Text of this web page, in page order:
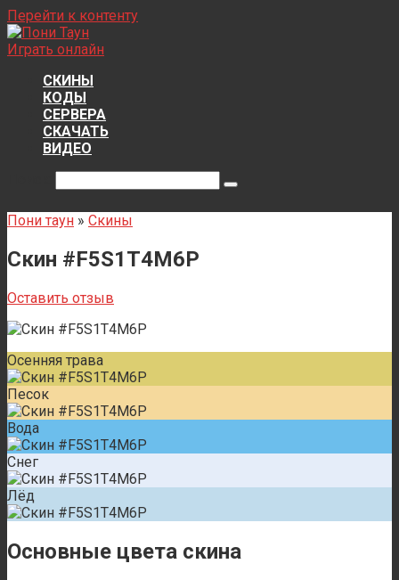
Перейти к контенту
Играть онлайн
СКИНЫ
КОДЫ
СЕРВЕРА
СКАЧАТЬ
ВИДЕО
Пони таун » Скины
Скин #F5S1T4M6P
Оставить отзыв
Осенняя трава
Песок
Вода
Снег
Лёд
Основные цвета скина